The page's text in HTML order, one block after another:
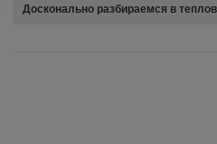
Досконально разбираемся в